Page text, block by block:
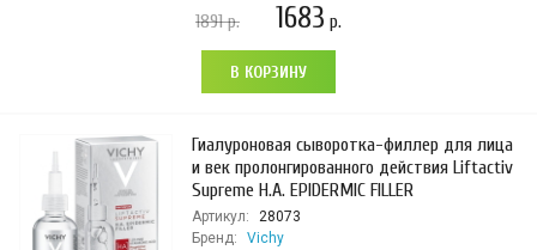
1891р. 1683 р.
В КОРЗИНУ
Гиалуроновая сыворотка-филлер для лица
и век пролонгированного действия Liftactiv
Supreme H.A. EPIDERMIC FILLER
Артикул:
28073
Бренд:
Vichy